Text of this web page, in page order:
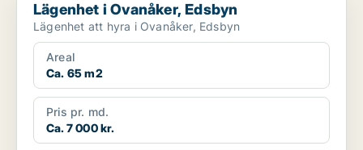
Lägenhet i Ovanåker, Edsbyn
Lägenhet att hyra i Ovanåker, Edsbyn
Areal
Ca. 65 m2
Pris pr. md.
Ca. 7 000 kr.